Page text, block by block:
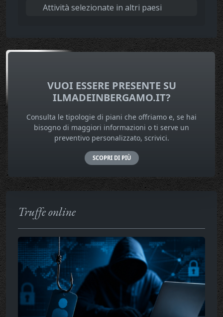
Attività selezionate in altri paesi
VUOI ESSERE PRESENTE SU
ILMADEINBERGAMO.IT?
Consulta le tipologie di piani che offriamo e, se hai
bisogno di maggiori informazioni o ti serve un
preventivo personalizzato, scrivici.
SCOPRI DI PIÙ
Truffe online